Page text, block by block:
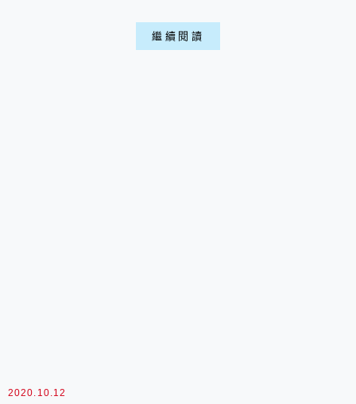
會是你的好選擇，下個月老闆說會換上新菜單，相
當期待有什麼變化與新料理喵。 一、餐廳環境:
繼續閱讀
2020.10.12